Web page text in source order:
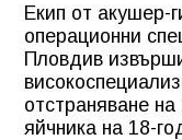
Екип от акушер-
операционни
Пловдив
отстраняване
яйчника на 18-